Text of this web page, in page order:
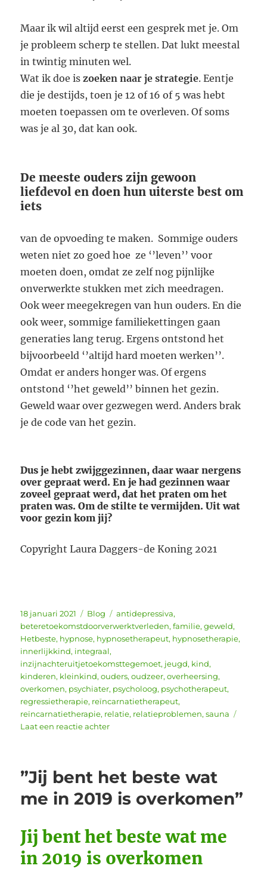
Maar ik wil altijd eerst een gesprek met je. Om
je probleem scherp te stellen. Dat lukt meestal
in twintig minuten wel.
Wat ik doe iszoeken naar je strategie. Eentje
die je destijds, toen je 12 of 16 of 5 was hebt
moeten toepassen om te overleven. Of soms
was je al 30, dat kan ook.
De meeste ouders zijn gewoon
liefdevol en doen hun uiterste best om
iets
van de opvoeding te maken. Sommige ouders
weten niet zo goed hoe ze ‘’leven’’ voor
moeten doen, omdat ze zelf nog pijnlijke
onverwerkte stukken met zich meedragen.
Ook weer meegekregen van hun ouders. En die
ook weer, sommige familiekettingen gaan
generaties lang terug. Ergens ontstond het
bijvoorbeeld ‘’altijd hard moeten werken’’.
Omdat er anders honger was. Of ergens
ontstond ‘’het geweld’’ binnen het gezin.
Geweld waar over gezwegen werd. Anders brak
je de code van het gezin.
Dus je hebt zwijggezinnen, daar waar nergens
over gepraat werd. En je had gezinnen waar
zoveel gepraat werd, dat het praten om het
praten was. Om de stilte te vermijden. Uit wat
voor gezin kom jij?
Copyright Laura Daggers-de Koning 2021
Geplaatst
op
18 januari 2021 Categorieën
Blog Tags
antidepressiva,
beteretoekomstdoorverwerktverleden,familie,geweld,
Hetbeste, hypnose, hypnosetherapeut, hypnosetherapie,
innerlijkkind, integraal,
inzijnachteruitjetoekomsttegemoet, jeugd, kind,
kinderen, kleinkind,ouders,oudzeer,overheersing,
overkomen, psychiater, psycholoog, psychotherapeut,
regressietherapie, reïncarnatietherapeut,
reïncarnatietherapie, relatie, relatieproblemen,sauna
Laat een reactie achterop
beste
me
jaar
overkomen
is
”Jij bent het beste wat
me in 2019 is overkomen”
Jij bent het beste wat me
in 2019 is overkomen